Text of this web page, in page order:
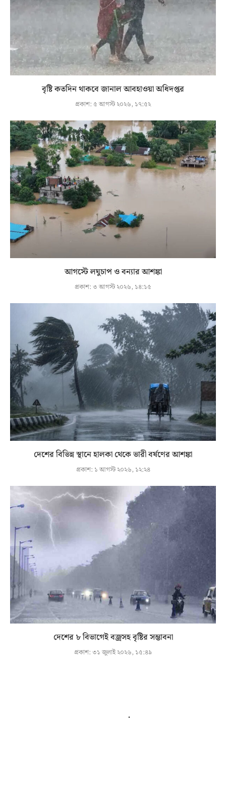
বৃষ্টি কতদিন থাকবে জানাল আবহাওয়া অধিদপ্তর
প্রকাশ: ৫ আগস্ট ২০২৬, ১৭:৫২
আগস্টে লঘুচাপ ও বন্যার আশঙ্কা
প্রকাশ:৩ আগস্ট ২০২৬, ১৪:১৫
দেশের বিভিন্ন স্থানে হালকা থেকে ভারী বর্ষণের আশঙ্কা
প্রকাশ: ১ আগস্ট ২০২৬, ১২:২৪
দেশের ৮ বিভাগেই বজ্রসহ বৃষ্টির সম্ভাবনা
প্রকাশ:৩১ জুলাই ২০২৬, ১৫:৪৯